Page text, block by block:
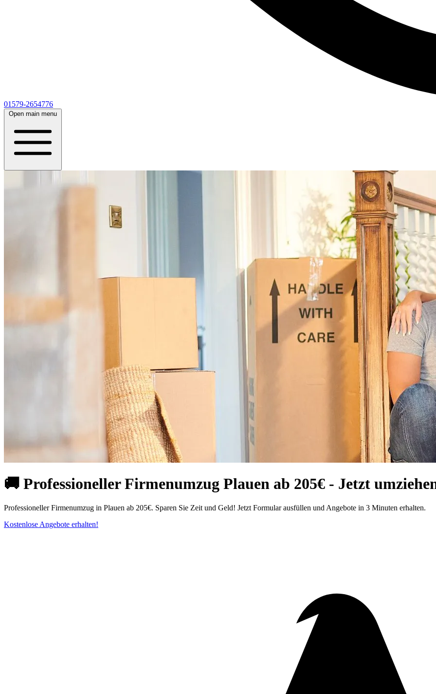
01579-2654776
Open main menu
🚚 Professioneller Firmenumzug Plauen ab 205€ - Jetzt
Professioneller Firmenumzug in Plauen ab 205€. Sparen Sie Zeit und Geld! Jetzt Formular ausfüllen und Angebote in 3 Minuten erhalten.
Kostenlose Angebote erhalten!